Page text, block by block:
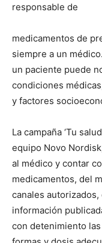
responsable de
medicamentos de
siempre a un
un paciente puede
condiciones
y factores
La campaña ‘Tu
equipo Novo
al médico y contar
medicamentos, del
canales
información
con detenimiento